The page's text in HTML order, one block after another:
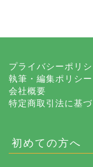
プライバシーポリ
執筆・編集ポリシー
会社概要
特定商取引法に基
初めての方へ